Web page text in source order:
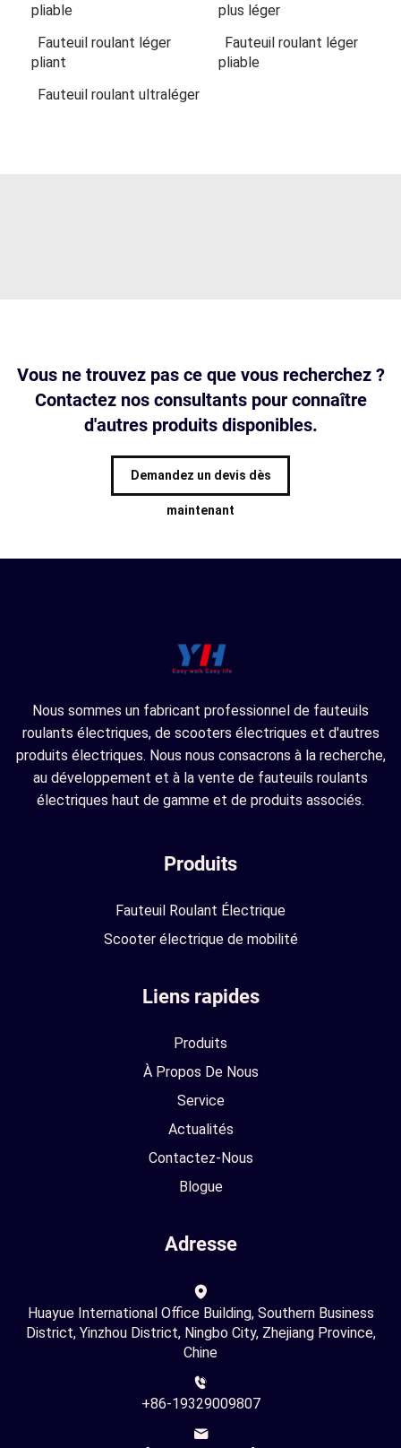
pliable
plus léger
Fauteuil roulant léger
pliant
Fauteuil roulant léger
pliable
Fauteuil roulant ultraléger
Vous ne trouvez pas ce que vous recherchez ?
Contactez nos consultants pour connaître
d'autres produits disponibles.
Demandez un devis dès
maintenant
Nous sommes un fabricant professionnel de fauteuils
roulants électriques, de scooters électriques et d'autres
produits électriques. Nous nous consacrons à la recherche,
au développement et à la vente de fauteuils roulants
électriques haut de gamme et de produits associés.
Produits
Fauteuil Roulant Électrique
Scooter électrique de mobilité
Liens rapides
Produits
À Propos De Nous
Service
Actualités
Contactez-Nous
Blogue
Adresse
Huayue International Office Building, Southern Business
District, Yinzhou District, Ningbo City, Zhejiang Province,
Chine
+86-19329009807